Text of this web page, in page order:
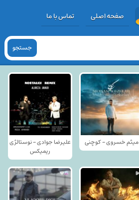
صفحه اصلی تماس با ما
جستجو
میثم خسروی - کوچنی
علیرضا جوادی - نوستالژی
ریمیکس